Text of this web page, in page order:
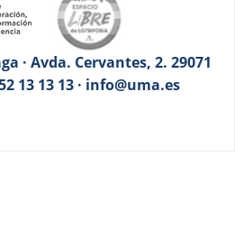
· Avda. Cervantes, 2. 29071
13 13 13 · info@uma.es